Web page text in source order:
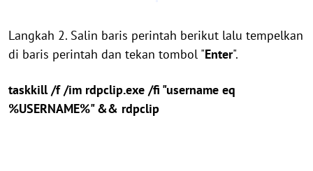
Langkah 2. Salin baris perintah berikut lalu tempelkan
di baris perintah dan tekan tombol "Enter".
taskkill /f /im rdpclip.exe /fi "username eq
%USERNAME%" && rdpclip